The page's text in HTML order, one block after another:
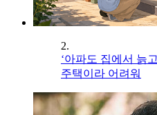
2.
‘아파도 집에서 늙
주택이라 어려워